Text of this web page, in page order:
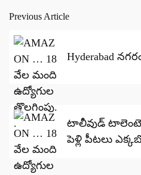
Post
navigation
Previous Article
Hyderabad
టాలీవుడ్
పెళ్లి పీటలు